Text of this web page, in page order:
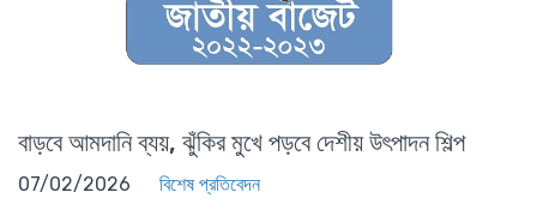
বাড়বে আমদানি ব্যয়, ঝুঁকির মুখে পড়বে দেশীয় উৎপাদন শিল্প
07/02/2026 বিশেষ প্রতিবেদন